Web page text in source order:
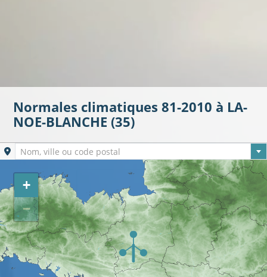
Normales climatiques 81-2010 à LA-
NOE-BLANCHE (35)
Ville sélectionnée
Nom, ville ou code postal
+
−